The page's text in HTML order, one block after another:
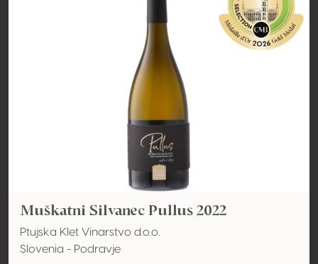
Muškatni Silvanec Pullus 2022
Ptujska Klet Vinarstvo d.o.o.
Slovenia - Podravje